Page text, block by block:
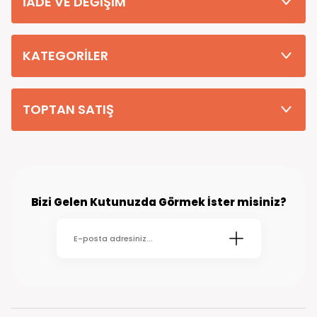
teslim edilmektedir. (kırsal köy kasaba gibi yerlere bu süre 7 güne
KATEGORİLER
TOPTAN SATIŞ
Bizi Gelen Kutunuzda Görmek İster misiniz?